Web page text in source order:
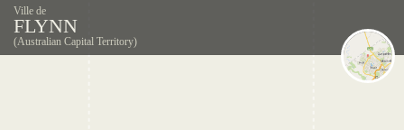
Ville de
FLYNN
(Australian Capital Territory)